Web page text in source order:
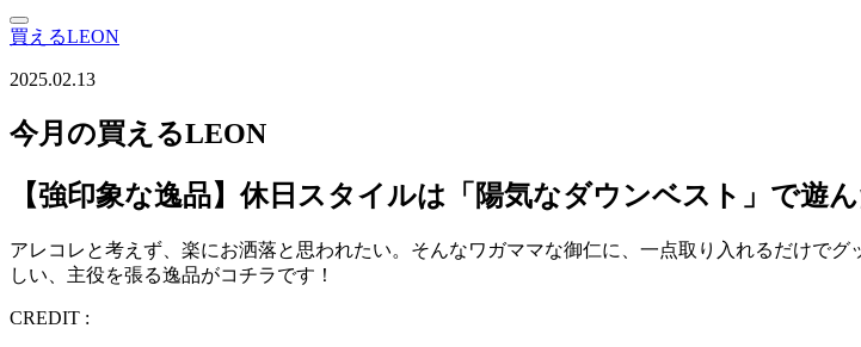
買えるLEON
2025.02.13
今月の買えるLEON
【強印象な逸品】休日スタイルは「陽気なダウンベスト」で遊
アレコレと考えず、楽にお洒落と思われたい。そんなワガママな御仁に、一点取り入れるだけで
しい、主役を張る逸品がコチラです！
CREDIT :